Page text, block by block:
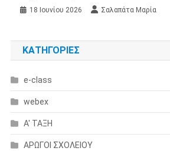
18 Ιουνίου 2026 Σαλαπάτα Μαρία
KΑΤΗΓΟΡΊΕΣ
e-class
webex
Α' ΤΑΞΗ
ΑΡΩΓΟΙ ΣΧΟΛΕΙΟΥ